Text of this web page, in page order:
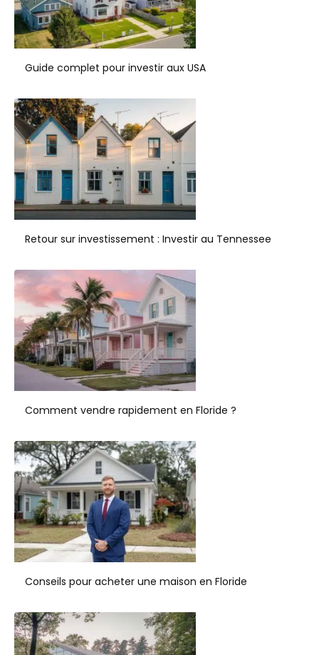
Guide complet pour investir aux USA
Retour sur investissement : Investir au Tennessee
Comment vendre rapidement en Floride ?
Conseils pour acheter une maison en Floride